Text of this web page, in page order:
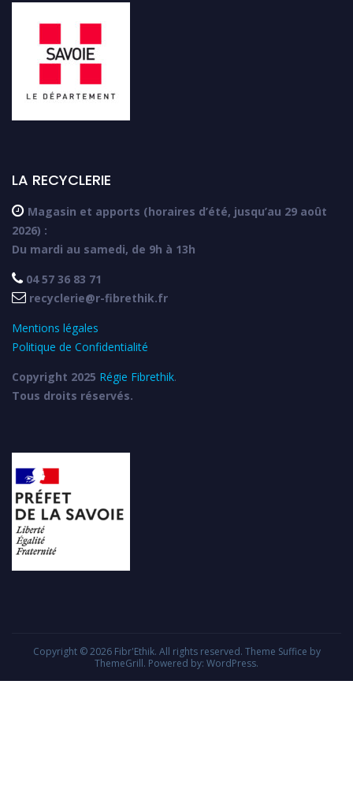
LA RECYCLERIE
 Magasin et apports (horaires d’été, jusqu’au 29 août
2026) :
Du mardi au samedi, de 9h à 13h
 04 57 36 83 71
 recyclerie@r-fibrethik.fr
Mentions légales
Politique de Confidentialité
Copyright 2025 Régie Fibrethik.
Tous droits réservés.
Copyright © 2026 Fibr'Ethik. All rights reserved. Theme Suffice by
ThemeGrill. Powered by: WordPress.